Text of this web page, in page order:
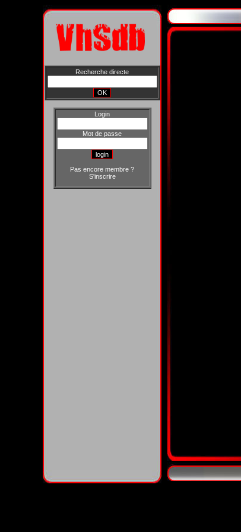
Recherche directe
Login
Mot de passe
Pas encore membre ?
S'inscrire